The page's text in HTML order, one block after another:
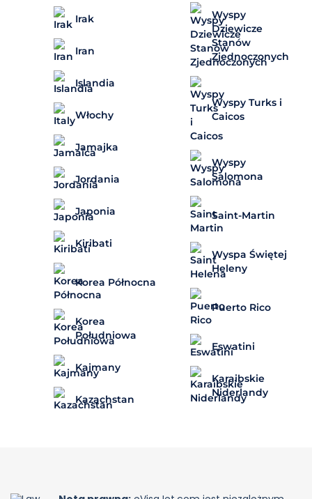
Irak
Iran
Islandia
Włochy
Jamajka
Jordania
Japonia
Kiribati
Korea Północna
Korea
Południowa
Kajmany
Kazachstan
Wyspy
Dziewicze
Stanów
Zjednoczonych
Wyspy Turks i
Caicos
Wyspy
Salomona
Saint-Martin
Wyspa Świętej
Heleny
Puerto Rico
Eswatini
Karaibskie
Niderlandy